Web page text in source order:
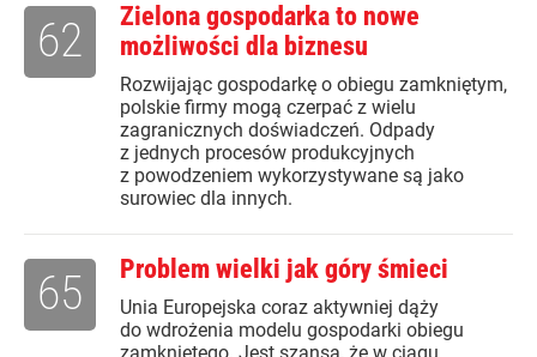
Zielona gospodarka to nowe
możliwości dla biznesu
Rozwijając gospodarkę o obiegu zamkniętym,
polskie firmy mogą czerpać z wielu
zagranicznych doświadczeń. Odpady
z jednych procesów produkcyjnych
z powodzeniem wykorzystywane są jako
surowiec dla innych.
62
Problem wielki jak góry śmieci
Unia Europejska coraz aktywniej dąży
do wdrożenia modelu gospodarki obiegu
65